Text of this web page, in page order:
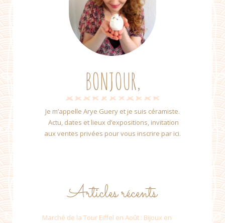
BONJOUR,
Je m’appelle Arye Guery et je suis céramiste.
Actu, dates et lieux d’expositions, invitation
aux ventes privées pour vous inscrire par ici.
Articles récents
Marché de la Tour Eiffel en Août : Bijoux en